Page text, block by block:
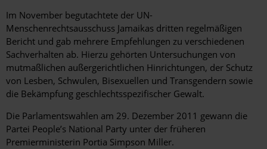
Im November begutachtete der UN-
Menschenrechtsausschuss Jamaikas dritten regelmäßigen
Bericht und gab mehrere Empfehlungen zu verschiedenen
Sachverhalten ab. Hierzu gehörten Untersuchungen von
mutmaßlichen außergerichtlichen Hinrichtungen, der Schutz
von Lesben, Schwulen, Bisexuellen und Transgendern sowie
die Bekämpfung geschlechtsspezifischer Gewalt.
Die Parlamentswahlen am 29. Dezember 2011 gewann die
Partei People’s National Party unter der früheren
Premierministerin Portia Simpson Miller.